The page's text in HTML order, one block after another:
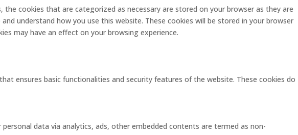
cookies that are categorized as necessary are stored on your browser as they are
understand how you use this website. These cookies will be stored in your browser
may have an effect on your browsing experience.
ensures basic functionalities and security features of the website. These cookies do
data via analytics, ads, other embedded contents are termed as non-